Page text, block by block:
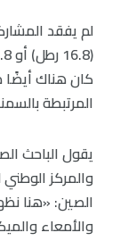
كان هناك
المرتبطة
والمركز
والأمعاء